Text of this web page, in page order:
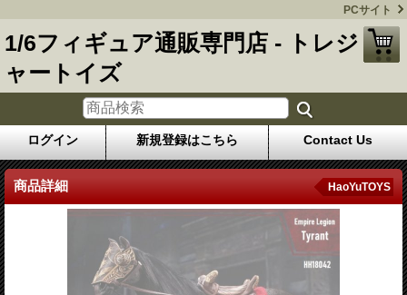
PCサイト
1/6フィギュア通販専門店 - トレジ
ャートイズ
ログイン 新規登録はこちら Contact Us
商品詳細 HaoYuTOYS